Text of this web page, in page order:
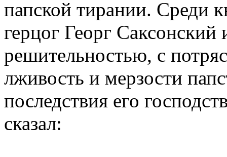
папской тирании. Среди
герцог Георг Саксонский
решительностью, с
лживость и мерзости
последствия его
сказал: